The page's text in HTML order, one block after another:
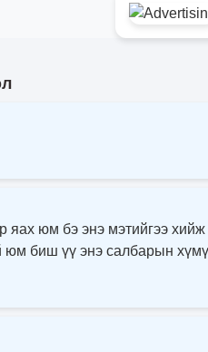
яах юм бэ энэ мэтийгээ хийж
юм биш үү энэ салбарын